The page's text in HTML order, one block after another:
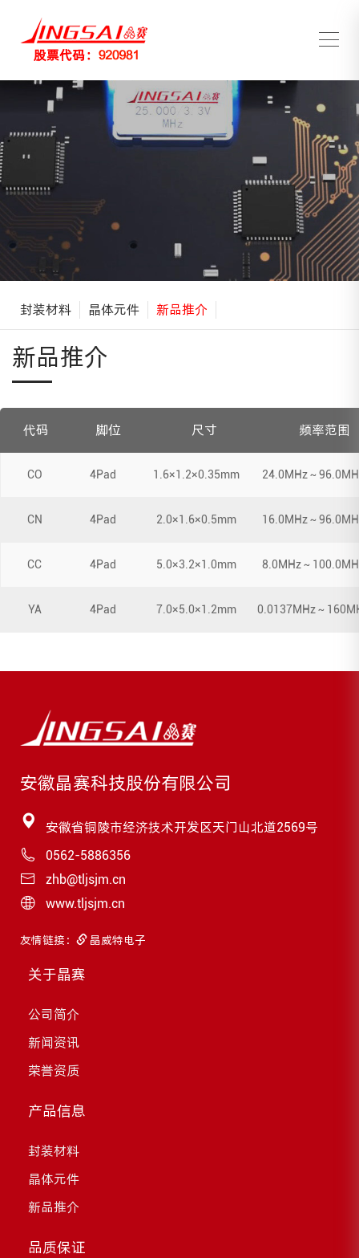
封装材料 晶体元件 新品推介
新品推介
代码 脚位 尺寸 频率范围
CO 4Pad 1.6×1.2×0.35mm 24.0MHz～
CN 4Pad 2.0×1.6×0.5mm 16.0MHz～
CC 4Pad 5.0×3.2×1.0mm 8.0MHz～
YA 4Pad 7.0×5.0×1.2mm 0.0137MHz～
安徽晶赛科技股份有限公司
安徽省铜陵市经济技术开发区天门山北道2569号
0562-5886356
zhb@tljsjm.cn
www.tljsjm.cn
友情链接： 晶威特电子
关于晶赛
公司简介
新闻资讯
荣誉资质
产品信息
封装材料
晶体元件
新品推介
品质保证